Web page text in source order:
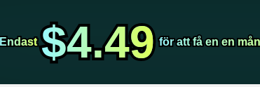
Endast
Endast $4.49
$4.49 för att få en en
för att få en en